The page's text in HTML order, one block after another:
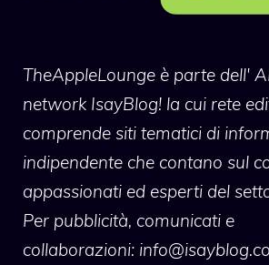
TheAppleLounge è parte dell'
network IsayBlog! la cui rete
comprende siti tematici di
indipendente che contano sul
appassionati ed esperti del
Per pubblicità, comunicati e
collaborazioni: